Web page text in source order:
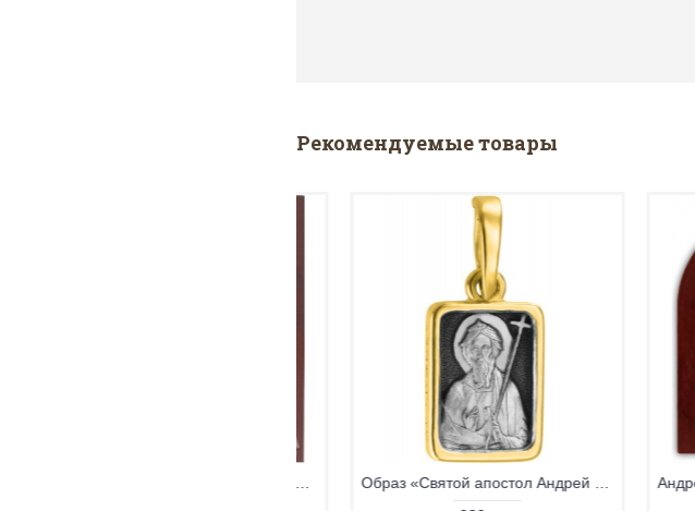
Рекомендуемые товары
Икона Четырехчастная (Материнская икона)